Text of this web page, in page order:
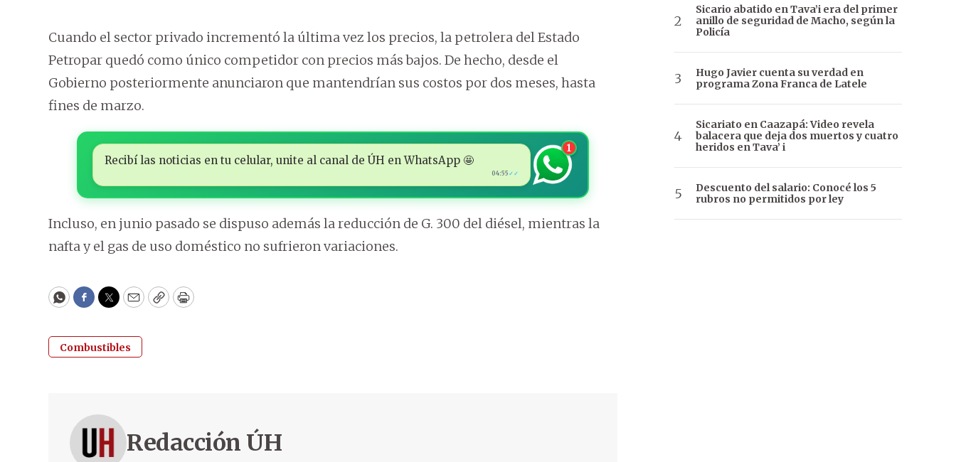
Cuando el sector privado incrementó la última vez los precios, la petrolera del Estado
Petropar quedó como único competidor con precios más bajos. De hecho, desde el
Gobierno posteriormente anunciaron que mantendrían sus costos por dos meses, hasta
fines de marzo.
Recibí las noticias en tu celular, unite al canal de ÚH en WhatsApp 🤩
04:55 ✓✓
1
Incluso, en junio pasado se dispuso además la reducción de G. 300 del diésel, mientras la
nafta y el gas de uso doméstico no sufrieron variaciones.
WhatsApp
Facebook
Twitter
EmailCopyPrint
Combustibles
Redacción ÚH
Sicario abatido en Tava’i era del primer
anillo de seguridad de Macho, según la
Policía
Hugo Javier cuenta su verdad en
programa Zona Franca de Latele
Sicariato en Caazapá: Video revela
balacera que deja dos muertos y cuatro
heridos en Tava’ i
Descuento del salario: Conocé los 5
rubros no permitidos por ley